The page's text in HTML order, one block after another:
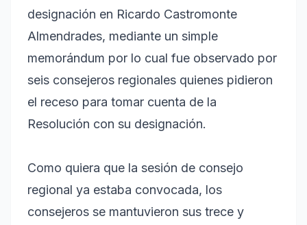
designación en Ricardo Castromonte
Almendrades, mediante un simple
memorándum por lo cual fue observado por
seis consejeros regionales quienes pidieron
el receso para tomar cuenta de la
Resolución con su designación.
Como quiera que la sesión de consejo
regional ya estaba convocada, los
consejeros se mantuvieron sus trece y